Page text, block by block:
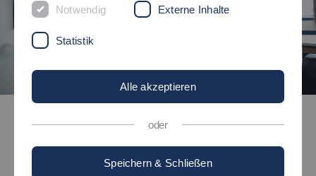
©
Bachelor of Engineering (B.Eng.)
WIRTSCHAFTSINFORMATIK
Notwendig Externe Inhalte
Statistik
Alle akzeptieren
oder
Speichern & Schließen